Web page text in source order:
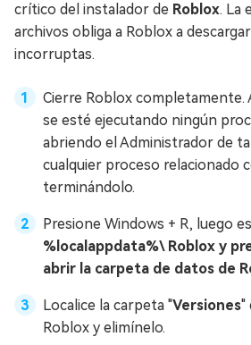
crítico del instalador de Roblox. La
archivos obliga a Roblox a
incorruptas.
Cierre Roblox completamente.
se esté ejecutando ningún
abriendo el Administrador de
cualquier proceso relacionado
terminándolo.
Presione Windows + R, luego
%localappdata%\ Roblox y
abrir la carpeta de datos de
Localice la carpeta "Versiones"
Roblox y elimínelo.